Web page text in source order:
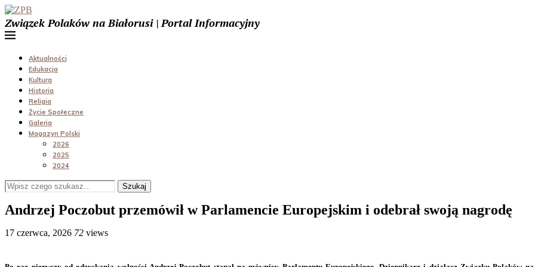
Związek Polaków na Białorusi | Portal Informacyjny
Aktualności
Edukacja
Kultura
Historia
Religia
Życie Społeczne
Galeria
Magazyn Polski
2026
2025
2024
Szukaj
Andrzej Poczobut przemówił w Parlamencie Europejskim i odebrał swoją nagrodę
17 czerwca, 2026 72 views